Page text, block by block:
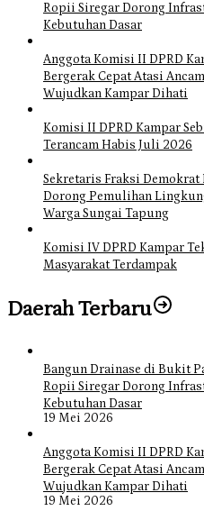
Ropii Siregar Dorong
Kebutuhan Dasar
Anggota Komisi II DPRD
Bergerak Cepat Atasi
Wujudkan Kampar Dihati
Komisi II DPRD Kampar
Terancam Habis Juli 2026
Sekretaris Fraksi Demokrat
Dorong Pemulihan
Warga Sungai Tapung
Komisi IV DPRD Kampar
Masyarakat Terdampak
Daerah Terbaru
Bangun Drainase di Bukit
Ropii Siregar Dorong
Kebutuhan Dasar
19 Mei 2026
Anggota Komisi II DPRD
Bergerak Cepat Atasi
Wujudkan Kampar Dihati
19 Mei 2026